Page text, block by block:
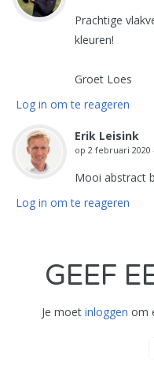
Prachtige
kleuren!
Groet Loes
Log in om te reageren
Erik Leisink
op 2 februari 2020
Mooi abstract
Log in om te reageren
GEEF
Je moet inloggen om